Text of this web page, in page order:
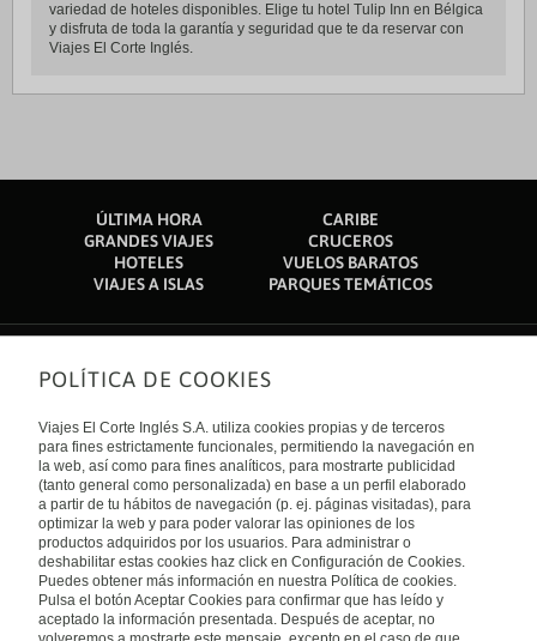
variedad de hoteles disponibles. Elige tu hotel Tulip Inn en Bélgica
y disfruta de toda la garantía y seguridad que te da reservar con
Viajes El Corte Inglés.
ÚLTIMA HORA
CARIBE
GRANDES VIAJES
CRUCEROS
HOTELES
VUELOS BARATOS
VIAJES A ISLAS
PARQUES TEMÁTICOS
Sobre nosotros
Quiénes somos
Financiación
Sostenibilidad
Turismo accesible
Tarjeta El Corte Inglés
Trabaja con nosotros
El Corte Inglés
Canal Ético
Enlaces de interés
Guías de viaje
Catálogos
Auto check-in
Condiciones Generales
Política de privacidad
Política de cookies
Accesibilidad
Empresas/ Grupos
Internacional
España
Visita nuestro blog
POLÍTICA DE COOKIES
Viajes El Corte Inglés S.A. utiliza cookies propias y de terceros
para fines estrictamente funcionales, permitiendo la navegación en
la web, así como para fines analíticos, para mostrarte publicidad
(tanto general como personalizada) en base a un perfil elaborado
a partir de tu hábitos de navegación (p. ej. páginas visitadas), para
optimizar la web y para poder valorar las opiniones de los
productos adquiridos por los usuarios. Para administrar o
deshabilitar estas cookies haz click en Configuración de Cookies.
Puedes obtener más información en nuestra Política de cookies.
Pulsa el botón Aceptar Cookies para confirmar que has leído y
aceptado la información presentada. Después de aceptar, no